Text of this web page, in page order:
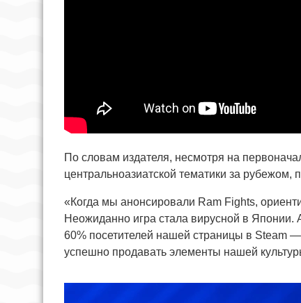
По словам издателя, несмотря на
центральноазиатской тематики за рубежом,
«Когда мы анонсировали Ram Fights,
Неожиданно игра стала вирусной в
60% посетителей нашей страницы в Steam
успешно продавать элементы нашей